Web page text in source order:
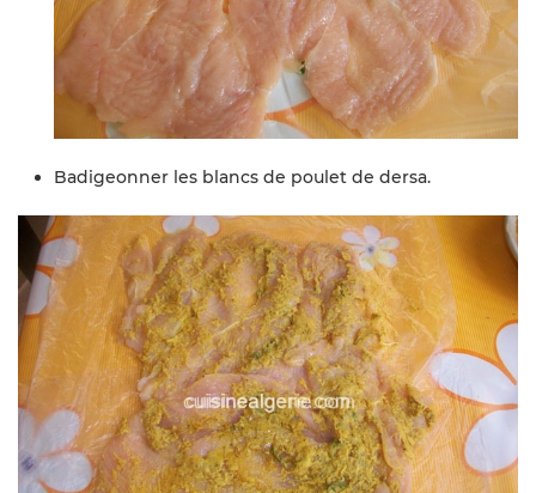
Badigeonner les blancs de poulet de dersa.